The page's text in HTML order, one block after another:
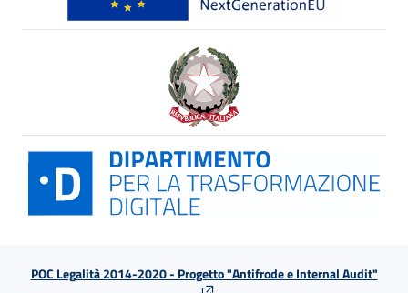
POC Legalità 2014-2020 - Progetto "Antifrode e Internal Audit"